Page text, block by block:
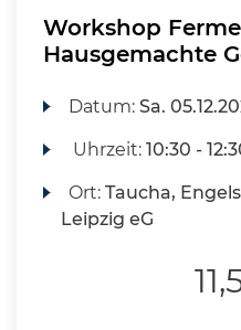
Workshop
Hausgemachte
Datum:Sa.
Uhrzeit:10:30 -
Ort:Taucha,
Leipzig eG